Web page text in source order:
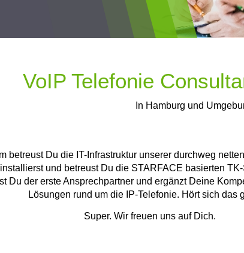
VoIP Telefonie
In Hamburg und
betreust Du die IT-Infrastruktur unserer durchweg
und betreust Du die STARFACE basierten
Du der erste Ansprechpartner und ergänzt Deine
Lösungen rund um die IP-Telefonie. Hört sich das
Super. Wir freuen uns auf Dich.